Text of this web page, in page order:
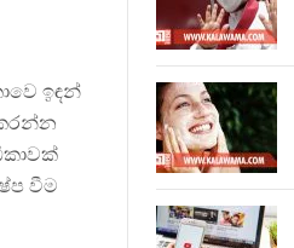
ඉඳන්
වීම